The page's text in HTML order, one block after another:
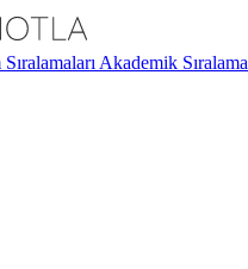
Akademik Sıralama